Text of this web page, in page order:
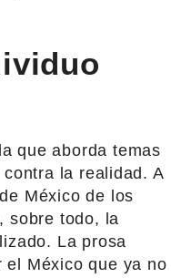
que aborda temas
la realidad. A
México de los
sobre todo, la
La prosa
el México que ya no